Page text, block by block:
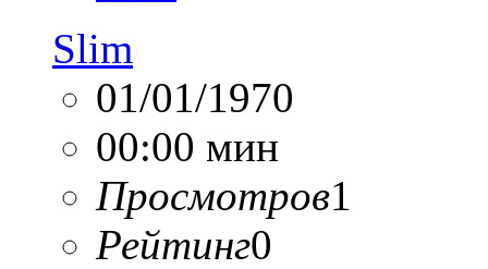
Slim
01/01/1970
00:00 мин
Просмотров1
Рейтинг0